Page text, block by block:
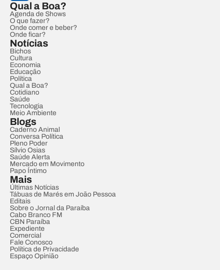
Qual a Boa?
Agenda de Shows
O que fazer?
Onde comer e beber?
Onde ficar?
Notícias
Bichos
Cultura
Economia
Educação
Política
Qual a Boa?
Cotidiano
Saúde
Tecnologia
Meio Ambiente
Blogs
Caderno Animal
Conversa Política
Pleno Poder
Sílvio Osias
Saúde Alerta
Mercado em Movimento
Papo Íntimo
Mais
Últimas Notícias
Tábuas de Marés em João Pessoa
Editais
Sobre o Jornal da Paraíba
Cabo Branco FM
CBN Paraíba
Expediente
Comercial
Fale Conosco
Política de Privacidade
Espaço Opinião